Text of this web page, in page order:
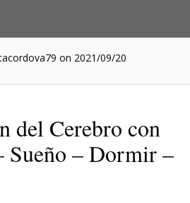
on 2021/09/20
del Cerebro con
Sueño – Dormir –